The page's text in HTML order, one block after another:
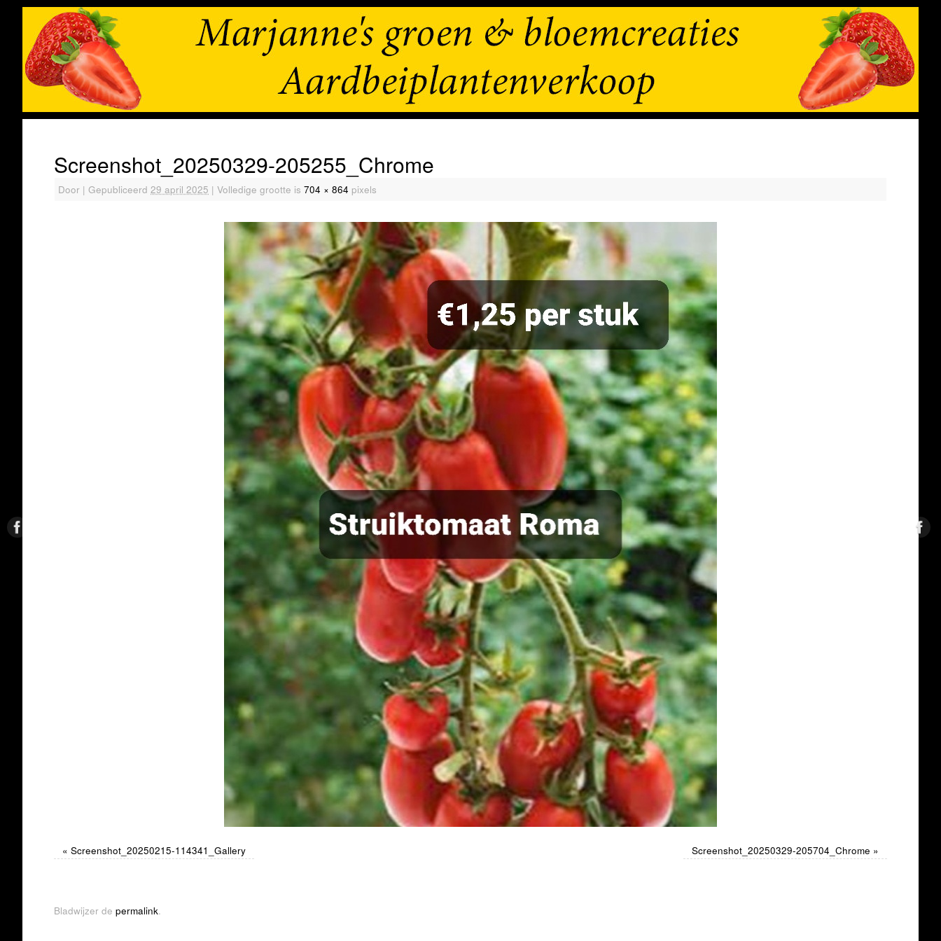
Screenshot_20250329-205255_Chrome
Door | Gepubliceerd 29 april 2025 | Volledige grootte is 704 × 864 pixels
« Screenshot_20250215-114341_Gallery Screenshot_20250329-205704_Chrome »
Bladwijzer de permalink.